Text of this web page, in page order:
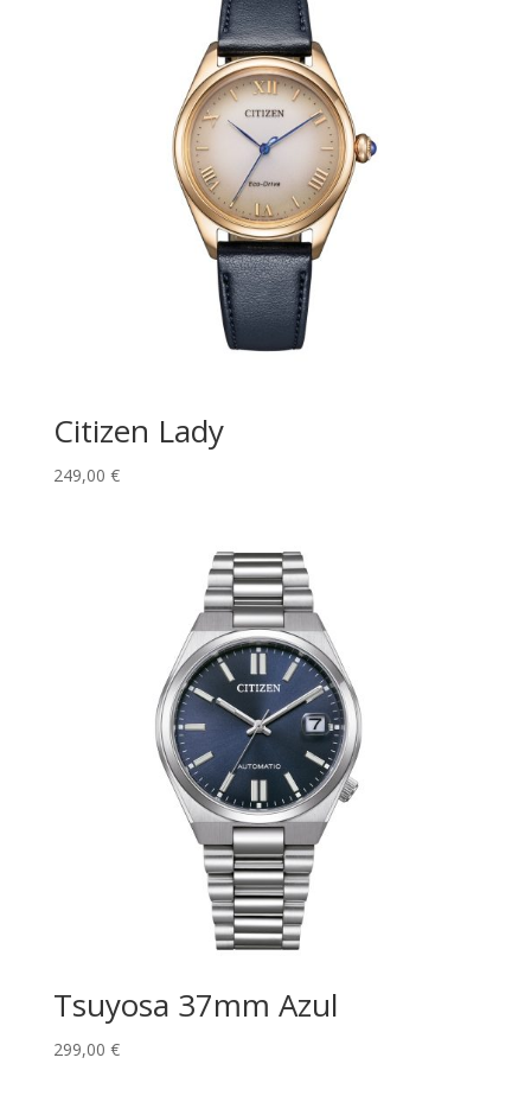
Citizen Lady
249,00 €
Tsuyosa 37mm Azul
299,00 €